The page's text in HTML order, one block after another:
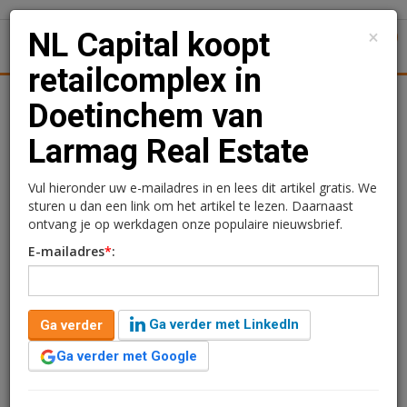
Juridisch | Fiscaal
NL Capital koopt
retailcomplex in
Doetinchem van Larmag
Real Estate
Redactie
24 juli 2025 om 14:01
één jaar geleden aangepast
1 minuut leestijd
NL Capital heeft samen met twee regionale partners
×
NL Capital koopt
retailcomplex in
Doetinchem van
Larmag Real Estate
Vul hieronder uw e-mailadres in en lees dit artikel gratis. We
sturen u dan een link om het artikel te lezen. Daarnaast
ontvang je op werkdagen onze populaire nieuwsbrief.
E-mailadres*:
Ga verder
Ga verder met LinkedIn
Ga verder met Google